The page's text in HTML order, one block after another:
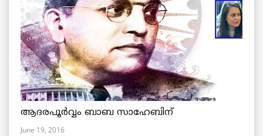
ആദരപൂര്‍വ്വം ബാബ സാഹേബിന്
June 19, 2016